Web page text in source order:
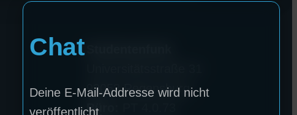
93053 Regensburg
Büro:
Chat
Deine E-Mail-Addresse wird nicht
veröffentlicht.